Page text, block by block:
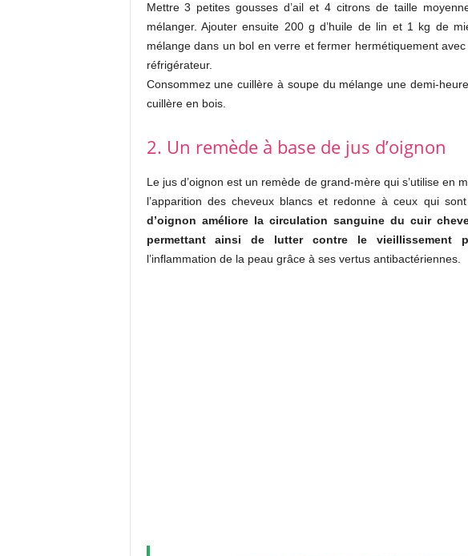
Mettre 3 petites gousses d’ail et 4 citrons de taille
mélanger. Ajouter ensuite 200 g d’huile de lin et 1 kg de
mélange dans un bol en verre et fermer hermétiquement
réfrigérateur.
Consommez une cuillère à soupe du mélange une demi-
cuillère en bois.
2. Un remède à base de jus d’oignon
Le jus d’oignon est un remède de grand-mère qui s’utilise en
l’apparition des cheveux blancs et redonne à ceux qui
d’oignon améliore la circulation sanguine du cuir
permettant ainsi de lutter contre le vieillissement
l’inflammation de la peau grâce à ses vertus antibactériennes.